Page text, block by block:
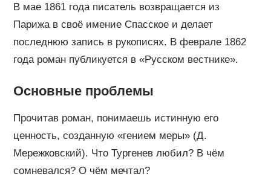
В мае 1861 года писатель возвращается из
Парижа в своё имение Спасское и делает
последнюю запись в рукописях. В феврале 1862
года роман публикуется в «Русском вестнике».
Основные проблемы
Прочитав роман, понимаешь истинную его
ценность, созданную «гением меры» (Д.
Мережковский). Что Тургенев любил? В чём
сомневался? О чём мечтал?